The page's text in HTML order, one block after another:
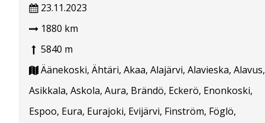
23.11.2023
1880 km
5840 m
Äänekoski, Ähtäri, Akaa, Alajärvi, Alavieska, Alavus,
Asikkala, Askola, Aura, Brändö, Eckerö, Enonkoski,
Espoo, Eura, Eurajoki, Evijärvi, Finström, Föglö,